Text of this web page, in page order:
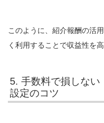
このように、紹介報酬の活
く利用することで収益性を
5. 手数料で損しない
設定のコツ